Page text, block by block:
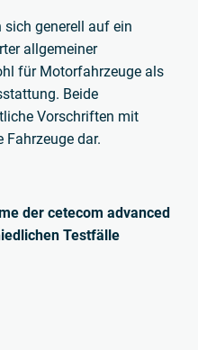
sich generell auf ein
allgemeiner
für Motorfahrzeuge als
Beide
Vorschriften mit
Fahrzeuge dar.
der cetecom advanced
Testfälle